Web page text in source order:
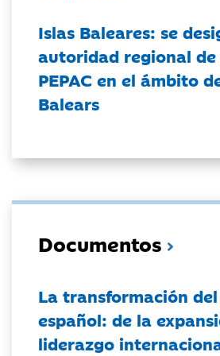
Islas Baleares: se
autoridad regional
PEPAC en el ámbito
Balears
Documentos
La transformación
español: de la
liderazgo